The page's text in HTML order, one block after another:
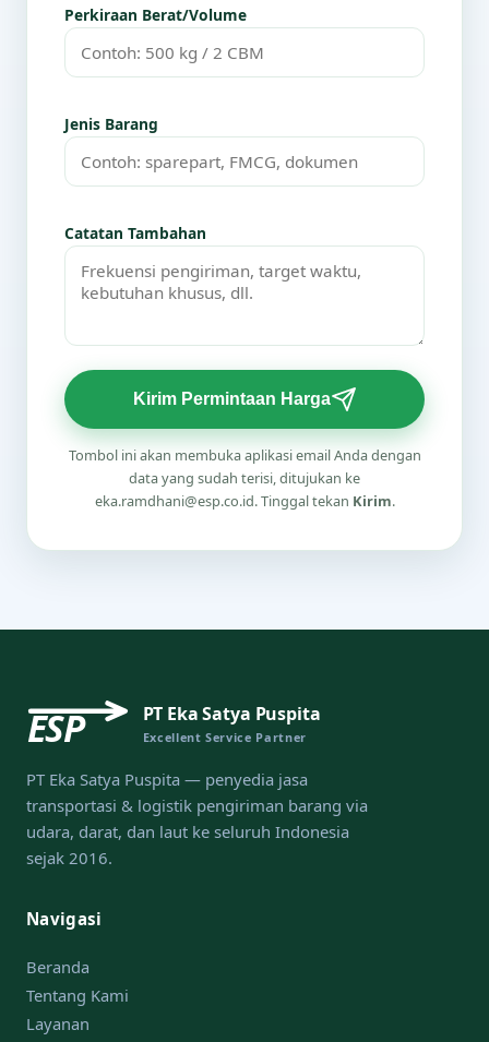
Perkiraan Berat/Volume
Jenis Barang
Catatan Tambahan
Kirim Permintaan Harga
Tombol ini akan membuka aplikasi email Anda dengan
data yang sudah terisi, ditujukan ke
eka.ramdhani@esp.co.id. Tinggal tekan Kirim.
ESP PT Eka Satya Puspita
Excellent Service Partner
PT Eka Satya Puspita — penyedia jasa
transportasi & logistik pengiriman barang via
udara, darat, dan laut ke seluruh Indonesia
sejak 2016.
Navigasi
Beranda
Tentang Kami
Layanan